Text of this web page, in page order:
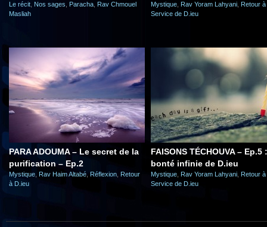
Le récit Nos sages Paracha Rav Chmouel
Masliah
Mystique Rav Yoram Lahyani Retour à
Service de D.ieu
PARA ADOUMA – Le secret de la
purification – Ep.2
Mystique Rav Haim Altabé Réflexion Retour
à D.ieu
FAISONS TÉCHOUVA – Ep.5
bonté infinie de D.ieu
Mystique Rav Yoram Lahyani Retour à
Service de D.ieu